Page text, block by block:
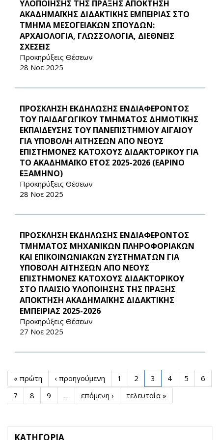
ΥΛΟΠΟΙΗΣΗΣ ΤΗΣ ΠΡΑΞΗΣ ΑΠΟΚΤΗΣΗ
ΑΚΑΔΗΜΑΪΚΗΣ ΔΙΔΑΚΤΙΚΗΣ ΕΜΠΕΙΡΙΑΣ ΣΤΟ
ΤΜΗΜΑ ΜΕΣΟΓΕΙΑΚΩΝ ΣΠΟΥΔΩΝ:
ΑΡΧΑΙΟΛΟΓΙΑ, ΓΛΩΣΣΟΛΟΓΙΑ, ΔΙΕΘΝΕΙΣ
ΣΧΕΣΕΙΣ
Προκηρύξεις Θέσεων
28 Νοε 2025
ΠΡΟΣΚΛΗΣΗ ΕΚΔΗΛΩΣΗΣ ΕΝΔΙΑΦΕΡΟΝΤΟΣ
ΤΟΥ ΠΑΙΔΑΓΩΓΙΚΟΥ ΤΜΗΜΑΤΟΣ ΔΗΜΟΤΙΚΗΣ
ΕΚΠΑΙΔΕΥΣΗΣ ΤΟΥ ΠΑΝΕΠΙΣΤΗΜΙΟΥ ΑΙΓΑΙΟΥ
ΓΙΑ ΥΠΟΒΟΛΗ ΑΙΤΗΣΕΩΝ ΑΠΟ ΝΕΟΥΣ
ΕΠΙΣΤΗΜΟΝΕΣ ΚΑΤΟΧΟΥΣ ΔΙΔΑΚΤΟΡΙΚΟΥ ΓΙΑ
ΤΟ ΑΚΑΔΗΜΑΪΚΟ ΕΤΟΣ 2025-2026 (ΕΑΡΙΝΟ
ΕΞΑΜΗΝΟ)
Προκηρύξεις Θέσεων
28 Νοε 2025
ΠΡΟΣΚΛΗΣΗ ΕΚΔΗΛΩΣΗΣ ΕΝΔΙΑΦΕΡΟΝΤΟΣ
ΤΜΗΜΑΤΟΣ ΜΗΧΑΝΙΚΩΝ ΠΛΗΡΟΦΟΡΙΑΚΩΝ
ΚΑΙ ΕΠΙΚΟΙΝΩΝΙΑΚΩΝ ΣΥΣΤΗΜΑΤΩΝ ΓΙΑ
ΥΠΟΒΟΛΗ ΑΙΤΗΣΕΩΝ ΑΠΟ ΝΕΟΥΣ
ΕΠΙΣΤΗΜΟΝΕΣ ΚΑΤΟΧΟΥΣ ΔΙΔΑΚΤΟΡΙΚΟΥ
ΣΤΟ ΠΛΑΙΣΙΟ ΥΛΟΠΟΙΗΣΗΣ ΤΗΣ ΠΡΑΞΗΣ
ΑΠΟΚΤΗΣΗ ΑΚΑΔΗΜΑΪΚΗΣ ΔΙΔΑΚΤΙΚΗΣ
ΕΜΠΕΙΡΙΑΣ 2025-2026
Προκηρύξεις Θέσεων
27 Νοε 2025
« πρώτη ‹ προηγούμενη 1 2 3 4 5
6
7
8 9 … επόμενη › τελευταία »
ΚΑΤΗΓΟΡΙΑ